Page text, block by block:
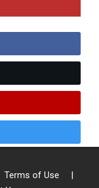
Terms of Use
|